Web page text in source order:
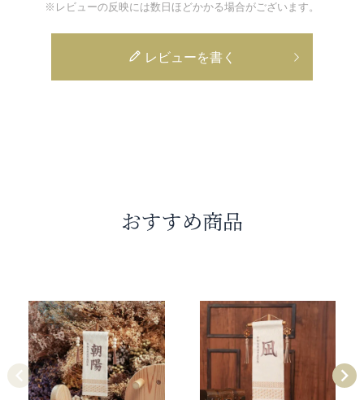
※レビューの反映には数日ほどかかる場合がございます。
レビューを書く
おすすめ商品